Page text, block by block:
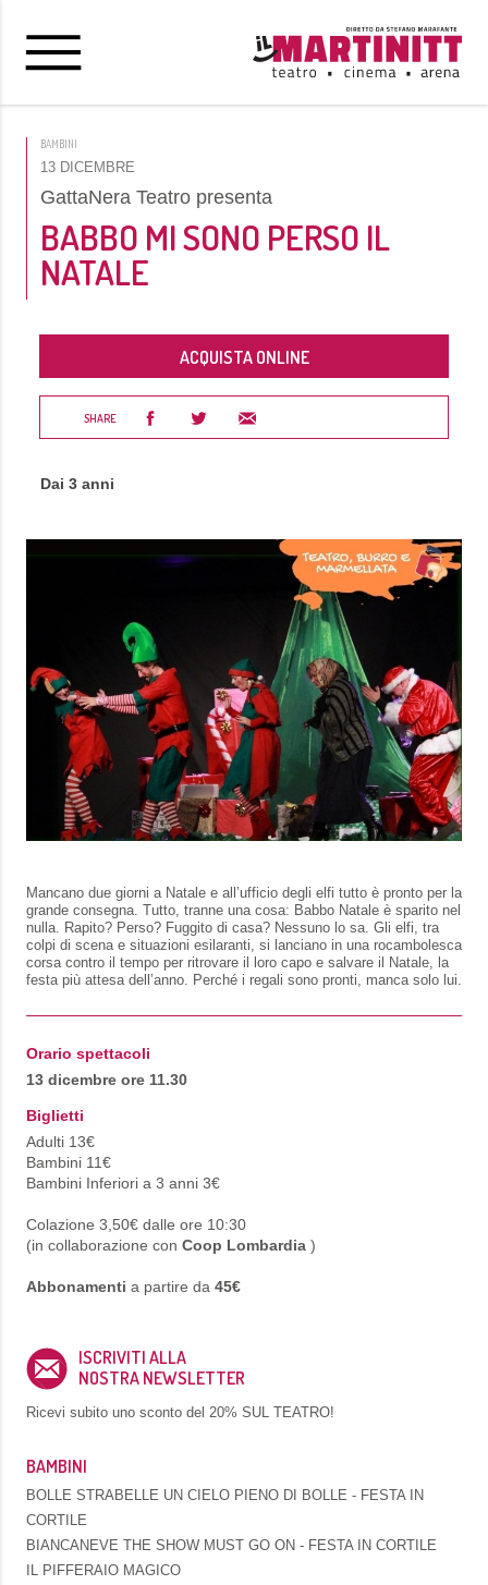
BAMBINI
13 DICEMBRE
GattaNera Teatro presenta
BABBO MI SONO PERSO IL
NATALE
ACQUISTA ONLINE
SHARE
Dai 3 anni
Mancano due giorni a Natale e all’ufficio degli elfi tutto è pronto per la
grande consegna. Tutto, tranne una cosa: Babbo Natale è sparito nel
nulla. Rapito? Perso? Fuggito di casa? Nessuno lo sa. Gli elfi, tra
colpi di scena e situazioni esilaranti, si lanciano in una rocambolesca
corsa contro il tempo per ritrovare il loro capo e salvare il Natale, la
festa più attesa dell’anno. Perché i regali sono pronti, manca solo lui.
Orario spettacoli
13 dicembre ore 11.30
Biglietti
Adulti 13€
Bambini 11€
Bambini Inferiori a 3 anni 3€
Colazione 3,50€ dalle ore 10:30
(in collaborazione con Coop Lombardia )
Abbonamenti a partire da 45€
ISCRIVITI ALLA
NOSTRA NEWSLETTER
Ricevi subito uno sconto del 20% SUL TEATRO!
BAMBINI
BOLLE STRABELLE UN CIELO PIENO DI BOLLE - FESTA IN
CORTILE
BIANCANEVE THE SHOW MUST GO ON - FESTA IN CORTILE
IL PIFFERAIO MAGICO